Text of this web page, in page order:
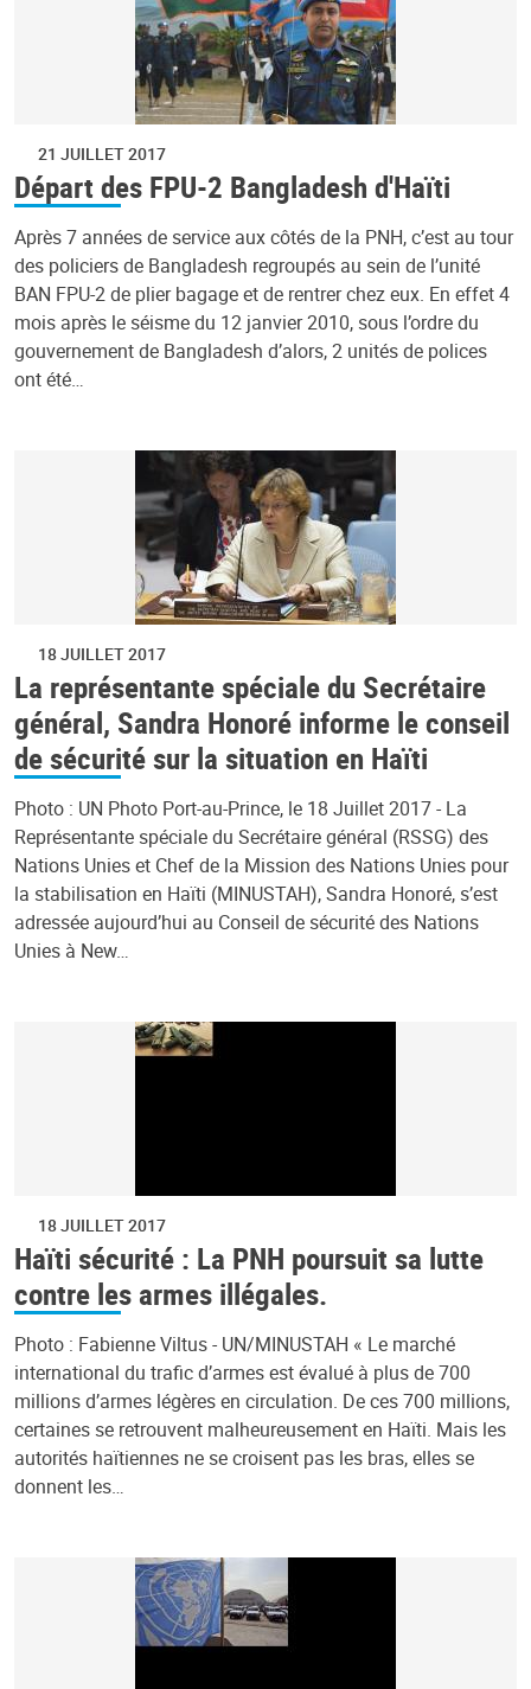
21 JUILLET 2017
Départ des FPU-2 Bangladesh d'Haïti
Après 7 années de service aux côtés de la PNH, c’est au tour
des policiers de Bangladesh regroupés au sein de l’unité
BAN FPU-2 de plier bagage et de rentrer chez eux. En effet 4
mois après le séisme du 12 janvier 2010, sous l’ordre du
gouvernement de Bangladesh d’alors, 2 unités de polices
ont été…
18 JUILLET 2017
La représentante spéciale du Secrétaire
général, Sandra Honoré informe le conseil
de sécurité sur la situation en Haïti
Photo : UN Photo Port-au-Prince, le 18 Juillet 2017 - La
Représentante spéciale du Secrétaire général (RSSG) des
Nations Unies et Chef de la Mission des Nations Unies pour
la stabilisation en Haïti (MINUSTAH), Sandra Honoré, s’est
adressée aujourd’hui au Conseil de sécurité des Nations
Unies à New…
18 JUILLET 2017
Haïti sécurité : La PNH poursuit sa lutte
contre les armes illégales.
Photo : Fabienne Viltus - UN/MINUSTAH « Le marché
international du trafic d’armes est évalué à plus de 700
millions d’armes légères en circulation. De ces 700 millions,
certaines se retrouvent malheureusement en Haïti. Mais les
autorités haïtiennes ne se croisent pas les bras, elles se
donnent les…